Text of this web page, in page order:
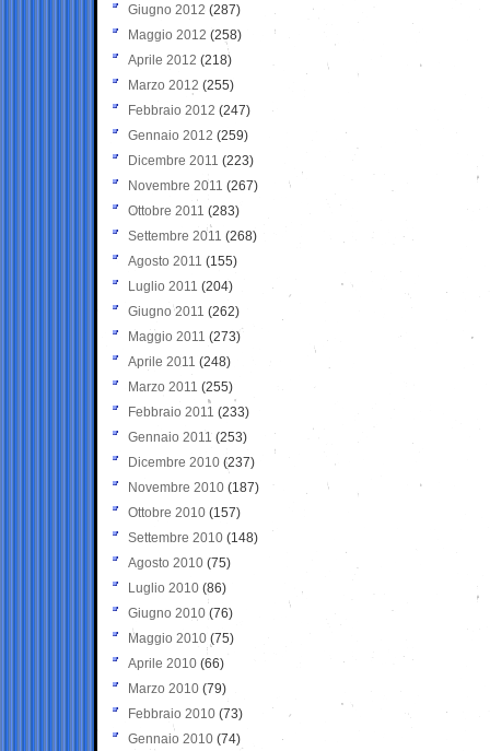
Giugno 2012 (287)
Maggio 2012 (258)
Aprile 2012 (218)
Marzo 2012 (255)
Febbraio 2012 (247)
Gennaio 2012 (259)
Dicembre 2011 (223)
Novembre 2011 (267)
Ottobre 2011 (283)
Settembre 2011 (268)
Agosto 2011 (155)
Luglio 2011 (204)
Giugno 2011 (262)
Maggio 2011 (273)
Aprile 2011 (248)
Marzo 2011 (255)
Febbraio 2011 (233)
Gennaio 2011 (253)
Dicembre 2010 (237)
Novembre 2010 (187)
Ottobre 2010 (157)
Settembre 2010 (148)
Agosto 2010 (75)
Luglio 2010 (86)
Giugno 2010 (76)
Maggio 2010 (75)
Aprile 2010 (66)
Marzo 2010 (79)
Febbraio 2010 (73)
Gennaio 2010 (74)